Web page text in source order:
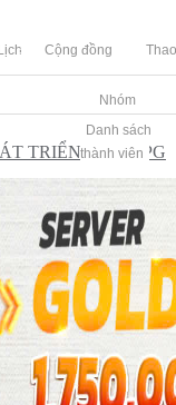
Lịch Cộng đồng
Nhóm
Danh sách
thành viên
TRIỂN MMORPG